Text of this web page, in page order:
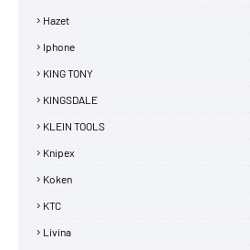
Hazet
Iphone
KING TONY
KINGSDALE
KLEIN TOOLS
Knipex
Koken
KTC
Livina